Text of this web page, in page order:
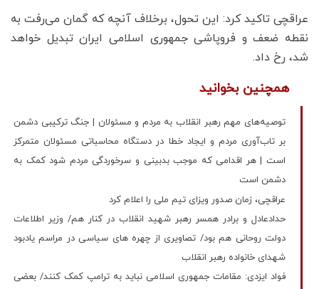
عراقچی تاکید کرد: این تحول، برخلاف آنچه که گمان می‌رفت به
نقطه ضعف و فروپاشی جمهوری اسلامی ایران تبدیل خواهد
شد، رخ داد.
همچنین بخوانید
توصیه‌های مهم رهبر انقلاب به مردم و مسئولان | جنگ ترکیبی دشمن
بر تاب‌آوری مردم و ایجاد خطا در دستگاه محاسباتی مسئولان متمرکز
است | هر اقدامی که موجب بدبینی و سرخوردگی مردم شود کمک به
دشمن است
عراقچی، زمان صدور ویزای تیم ملی را اعلام کرد
حدادعادل و برادر همسر رهبر شهید انقلاب در کنار هم/ وزیر اطلاعات
دولت روحانی هم بود/ تصاویری از چهره های سیاسی در مراسم یادبود
شهدای خانواده رهبر انقلاب
فواد ایزدی: مقامات جمهوری اسلامی نباید به ترامپ کمک کنند/ بعضی